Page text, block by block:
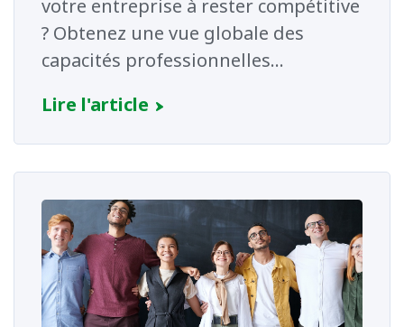
votre entreprise à rester compétitive
? Obtenez une vue globale des
capacités professionnelles...
Lire l'article